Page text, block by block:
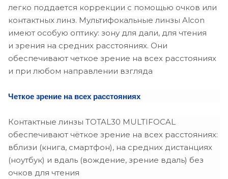
+0.75
+1.25
+1.50
+2.25
+2.75
легко поддается коррекции с помощью очков или
контактных линз. Мультифокальные линзы Alcon
имеют особую оптику: зону для дали, для чтения
и зрения на средних расстояниях. Они
обеспечивают четкое зрение на всех расстояниях
и при любом направлении взгляда
Четкое зрение на всех расстояниях
Контактные линзы TOTAL30 MULTIFOCAL
обеспечивают чёткое зрение на всех расстояниях:
вблизи (книга, смартфон), на средних дистанциях
(ноутбук) и вдаль (вождение, зрение вдаль) без
очков для чтения